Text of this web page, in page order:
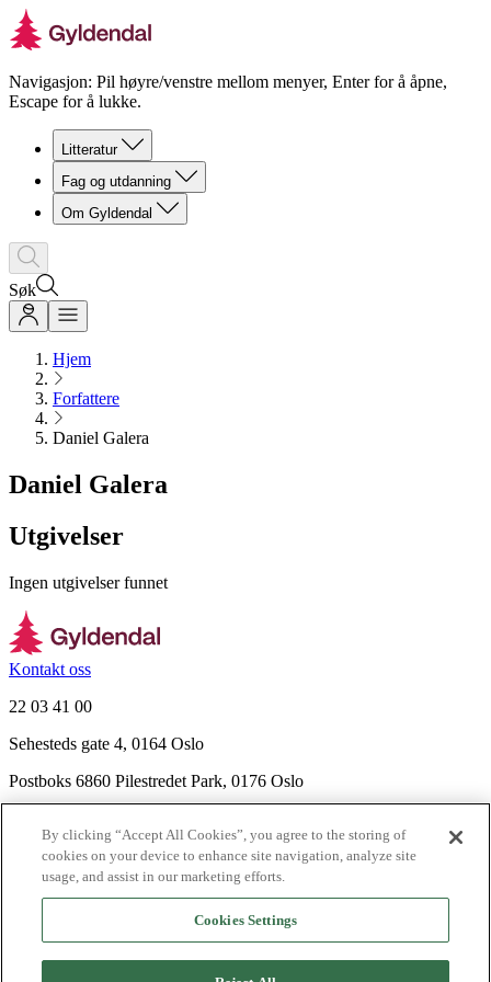
Navigasjon: Pil høyre/venstre mellom menyer, Enter for å åpne,
Escape for å lukke.
Litteratur
Fag og utdanning
Om Gyldendal
Søk
Hjem
Forfattere
Daniel Galera
Daniel Galera
Utgivelser
Ingen utgivelser funnet
Kontakt oss
22 03 41 00
Sehesteds gate 4, 0164 Oslo
Postboks 6860 Pilestredet Park, 0176 Oslo
Nyhetsbrev
Ledige stillinger
Send inn manus
By clicking “Accept All Cookies”, you agree to the storing of
cookies on your device to enhance site navigation, analyze site
usage, and assist in our marketing efforts.
Cookies Settings